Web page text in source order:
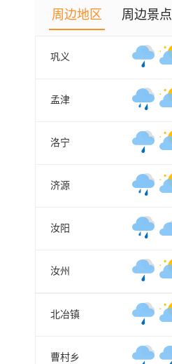
周边地区 周边景点
巩义
孟津
洛宁
济源
汝阳
汝州
北冶镇
曹村乡